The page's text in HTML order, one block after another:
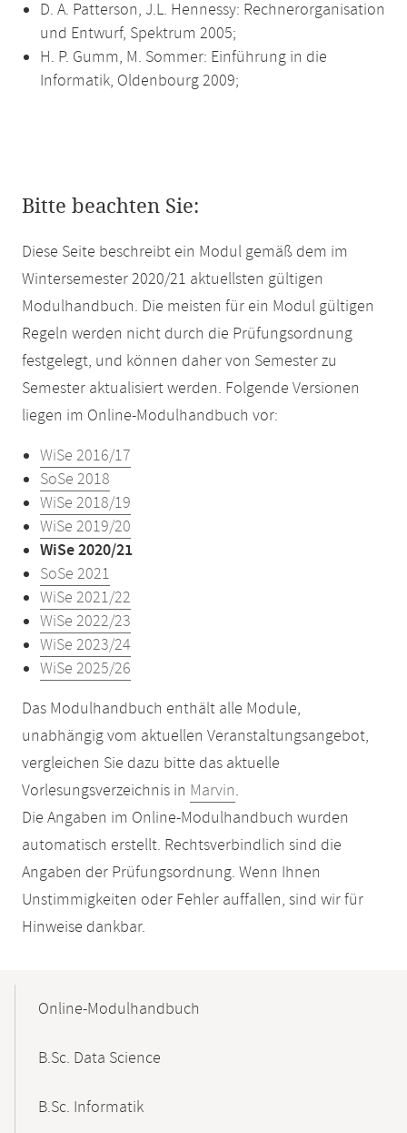
D. A. Patterson, J.L. Hennessy: Rechnerorganisation
und Entwurf, Spektrum 2005;
H. P. Gumm, M. Sommer: Einführung in die
Informatik, Oldenbourg 2009;
Bitte beachten Sie:
Diese Seite beschreibt ein Modul gemäß dem im
Wintersemester 2020/21 aktuellsten gültigen
Modulhandbuch. Die meisten für ein Modul gültigen
Regeln werden nicht durch die Prüfungsordnung
festgelegt, und können daher von Semester zu
Semester aktualisiert werden. Folgende Versionen
liegen im Online-Modulhandbuch vor:
WiSe 2016/17
SoSe 2018
WiSe 2018/19
WiSe 2019/20
WiSe 2020/21
SoSe 2021
WiSe 2021/22
WiSe 2022/23
WiSe 2023/24
WiSe 2025/26
Das Modulhandbuch enthält alle Module,
unabhängig vom aktuellen Veranstaltungsangebot,
vergleichen Sie dazu bitte das aktuelle
Vorlesungsverzeichnis in Marvin.
Die Angaben im Online-Modulhandbuch wurden
automatisch erstellt. Rechtsverbindlich sind die
Angaben der Prüfungsordnung. Wenn Ihnen
Unstimmigkeiten oder Fehler auffallen, sind wir für
Hinweise dankbar.
NavigationOnline-Modulhandbuch
B.Sc. Data Science
B.Sc. Informatik